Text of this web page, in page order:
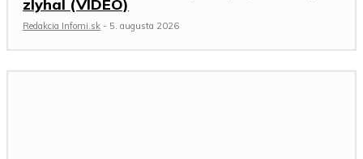
zlyhal (VIDEO)
Redakcia Infomi.sk - 5. augusta 2026